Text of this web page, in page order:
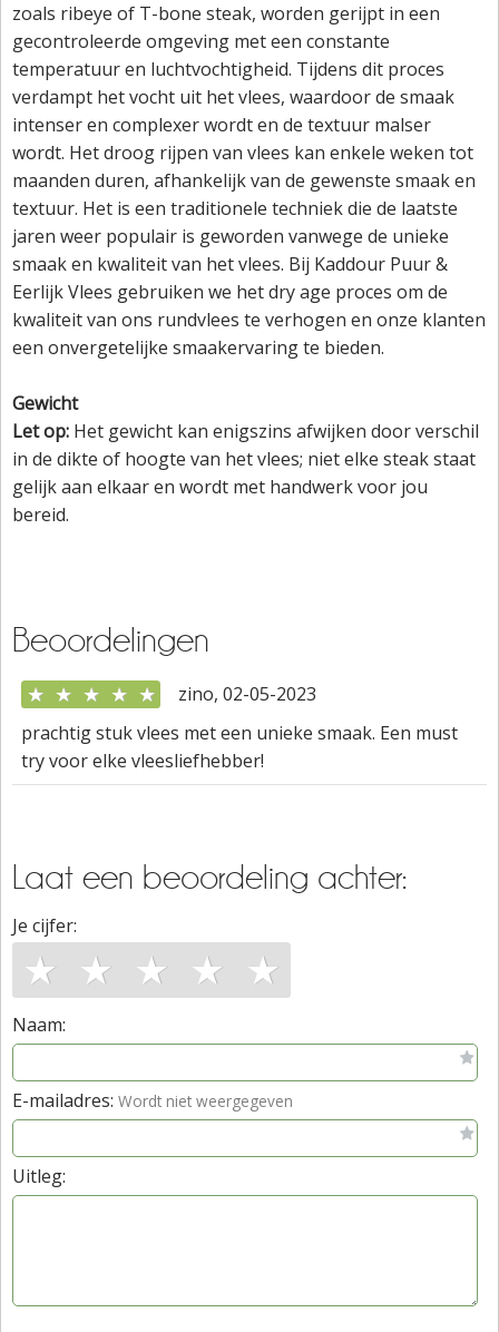
zoals ribeye of T-bone steak, worden gerijpt in een
gecontroleerde omgeving met een constante
temperatuur en luchtvochtigheid. Tijdens dit proces
verdampt het vocht uit het vlees, waardoor de smaak
intenser en complexer wordt en de textuur malser
wordt. Het droog rijpen van vlees kan enkele weken tot
maanden duren, afhankelijk van de gewenste smaak en
textuur. Het is een traditionele techniek die de laatste
jaren weer populair is geworden vanwege de unieke
smaak en kwaliteit van het vlees. Bij Kaddour Puur &
Eerlijk Vlees gebruiken we het dry age proces om de
kwaliteit van ons rundvlees te verhogen en onze klanten
een onvergetelijke smaakervaring te bieden.
Gewicht
Let op: Het gewicht kan enigszins afwijken door verschil
in de dikte of hoogte van het vlees; niet elke steak staat
gelijk aan elkaar en wordt met handwerk voor jou
bereid.
Beoordelingen
★ ★ ★ ★ ★
zino, 02-05-2023
prachtig stuk vlees met een unieke smaak. Een must
try voor elke vleesliefhebber!
Laat een beoordeling achter:
Je cijfer:
★ ★ ★ ★ ★
Naam:
E-mailadres: Wordt niet weergegeven
Uitleg: